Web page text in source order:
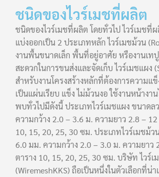
ชนิดของไวร์เมชที่ผลิต
ชนิดของไวร์เมชที่ผลิต โดยทั่วไป ไวร์เมชที่ผ
แบ่งออกเป็น 2 ประเภทหลัก ไวร์เมชม้วน
งานพื้นขนาดเล็ก พื้นที่อยู่อาศัย หรืองานเท
สะดวกในการขนส่งและจัดเก็บ ไวร์เมชแผง
สำหรับงานโครงสร้างหลักที่ต้องการความแข็
เป็นแผ่นเรียบ แข็ง ไม่ม้วนงอ ใช้งานหน้าง
พบทั่วไปมีดังนี้ ประเภทไวร์เมชแผง ขนาดล
ความกว้าง 2.0 – 3.6 ม. ความยาว 2.8 –
10, 15, 20, 25, 30 ซม. ประเภทไวร์เมชม้
6.0 มม. ความกว้าง 2.0 – 3.0 ม. ความยาว
ตาราง 10, 15, 20, 25, 30 ซม. บริษัท ไวร์
(WiremeshKKS) ถือเป็นหนึ่งในตัวเลือกที่น่